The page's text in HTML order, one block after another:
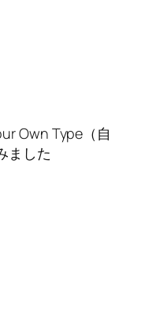
Own Type（自
ました